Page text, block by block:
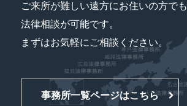
ご来所が難しい遠方にお住いの方で
法律相談が可能です。
まずはお気軽にご相談ください。
事務所一覧ページはこちら